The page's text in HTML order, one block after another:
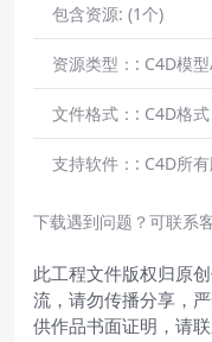
包含资源: (1个)
资源类型：: C4D模
文件格式：: C4D格式
支持软件：: C4D所
下载遇到问题？可联系
此工程文件版权归原
流，请勿传播分享，
供作品书面证明，请